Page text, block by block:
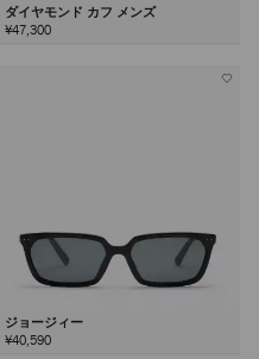
ダイヤモンド カフ メンズ
¥47,300
ジョージィー
¥40,590